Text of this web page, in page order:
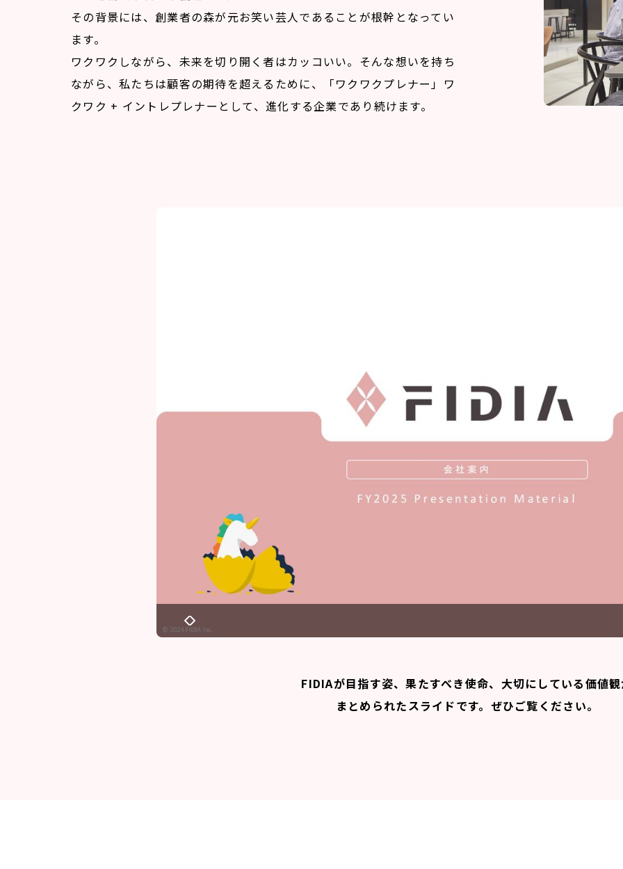
その背景には、創業者の森が元お笑い芸人であることが根幹となってい
ます。
ワクワクしながら、未来を切り開く者はカッコいい。そんな想いを持ち
ながら、私たちは顧客の期待を超えるために、「ワクワクプレナー」ワ
クワク + イントレプレナーとして、進化する企業であり続けます。
FIDIAが目指す姿、果たすべき使命、 大切にしている価値
まとめられたスライドです。ぜひご覧ください。